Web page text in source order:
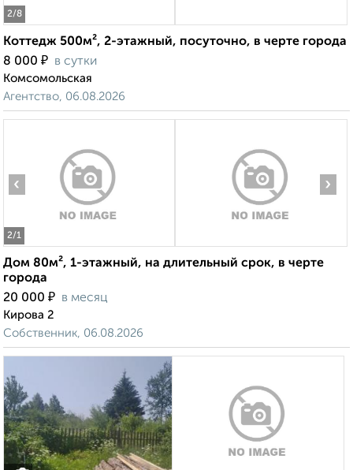
2/8
Коттедж 500м², 2-этажный, посуточно, в черте города
8 000 ₽ в сутки
Комсомольская
Агентство, 06.08.2026
2/1
‹ ›
Дом 80м², 1-этажный, на длительный срок, в черте
города
20 000 ₽ в месяц
Кирова 2
Собственник, 06.08.2026